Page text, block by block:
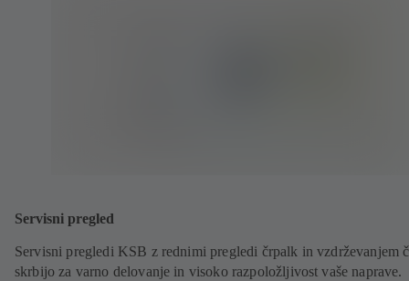
Servisni pregled
Servisni pregledi KSB z rednimi pregledi črpalk in vzdrževanjem
skrbijo za varno delovanje in visoko razpoložljivost vaše naprave.